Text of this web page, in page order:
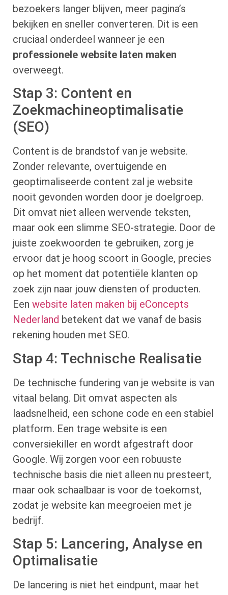
bezoekers langer blijven, meer pagina’s
bekijken en sneller converteren. Dit is een
cruciaal onderdeel wanneer je een
professionele website laten maken
overweegt.
Stap 3: Content en
Zoekmachineoptimalisatie
(SEO)
Content is de brandstof van je website.
Zonder relevante, overtuigende en
geoptimaliseerde content zal je website
nooit gevonden worden door je doelgroep.
Dit omvat niet alleen wervende teksten,
maar ook een slimme SEO-strategie. Door de
juiste zoekwoorden te gebruiken, zorg je
ervoor dat je hoog scoort in Google, precies
op het moment dat potentiële klanten op
zoek zijn naar jouw diensten of producten.
Een website laten maken bij eConcepts
Nederland betekent dat we vanaf de basis
rekening houden met SEO.
Stap 4: Technische Realisatie
De technische fundering van je website is van
vitaal belang. Dit omvat aspecten als
laadsnelheid, een schone code en een stabiel
platform. Een trage website is een
conversiekiller en wordt afgestraft door
Google. Wij zorgen voor een robuuste
technische basis die niet alleen nu presteert,
maar ook schaalbaar is voor de toekomst,
zodat je website kan meegroeien met je
bedrijf.
Stap 5: Lancering, Analyse en
Optimalisatie
De lancering is niet het eindpunt, maar het